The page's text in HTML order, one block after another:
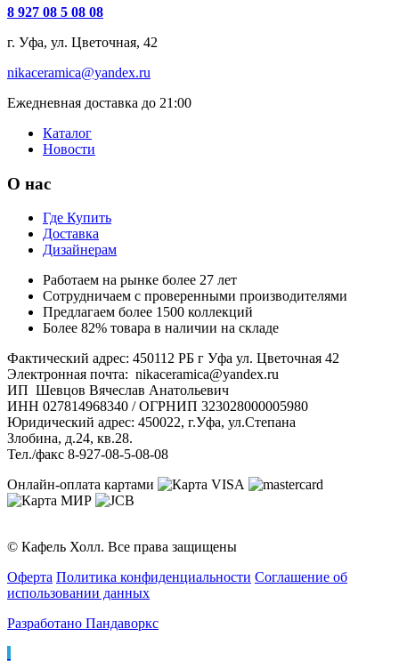
8 927 08 5 08 08
г. Уфа, ул. Цветочная, 42
nikaceramica@yandex.ru
Ежедневная доставка до 21:00
Каталог
Новости
О нас
Где Купить
Доставка
Дизайнерам
Работаем на рынке более 27 лет
Сотрудничаем с проверенными производителями
Предлагаем более 1500 коллекций
Более 82% товара в наличии на складе
Фактический адрес: 450112 РБ г Уфа ул. Цветочная 42
Электронная почта: nikaceramica@yandex.ru
ИП Шевцов Вячеслав Анатольевич
ИНН 027814968340 / ОГРНИП 323028000005980
Юридический адрес: 450022, г.Уфа, ул.Степана
Злобина, д.24, кв.28.
Тел./факс 8-927-08-5-08-08
Онлайн-оплата картами
© Кафель Холл. Все права защищены
Оферта Политика конфиденциальности Соглашение об
использовании данных
Разработано Пандаворкс